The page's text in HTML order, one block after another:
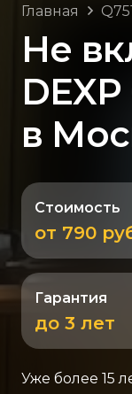
Главная Q751
Не
DEXP
в
Стоимость
от 790
Гарантия
до 3 лет
Уже более 15